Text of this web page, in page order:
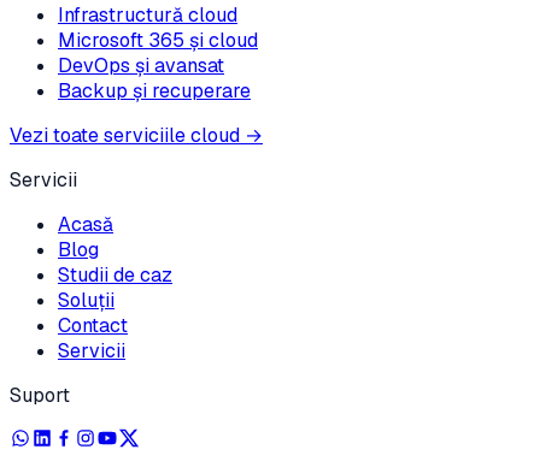
Infrastructură cloud
Microsoft 365 și cloud
DevOps și avansat
Backup și recuperare
Vezi toate serviciile cloud →
Servicii
Acasă
Blog
Studii de caz
Soluții
Contact
Servicii
Suport